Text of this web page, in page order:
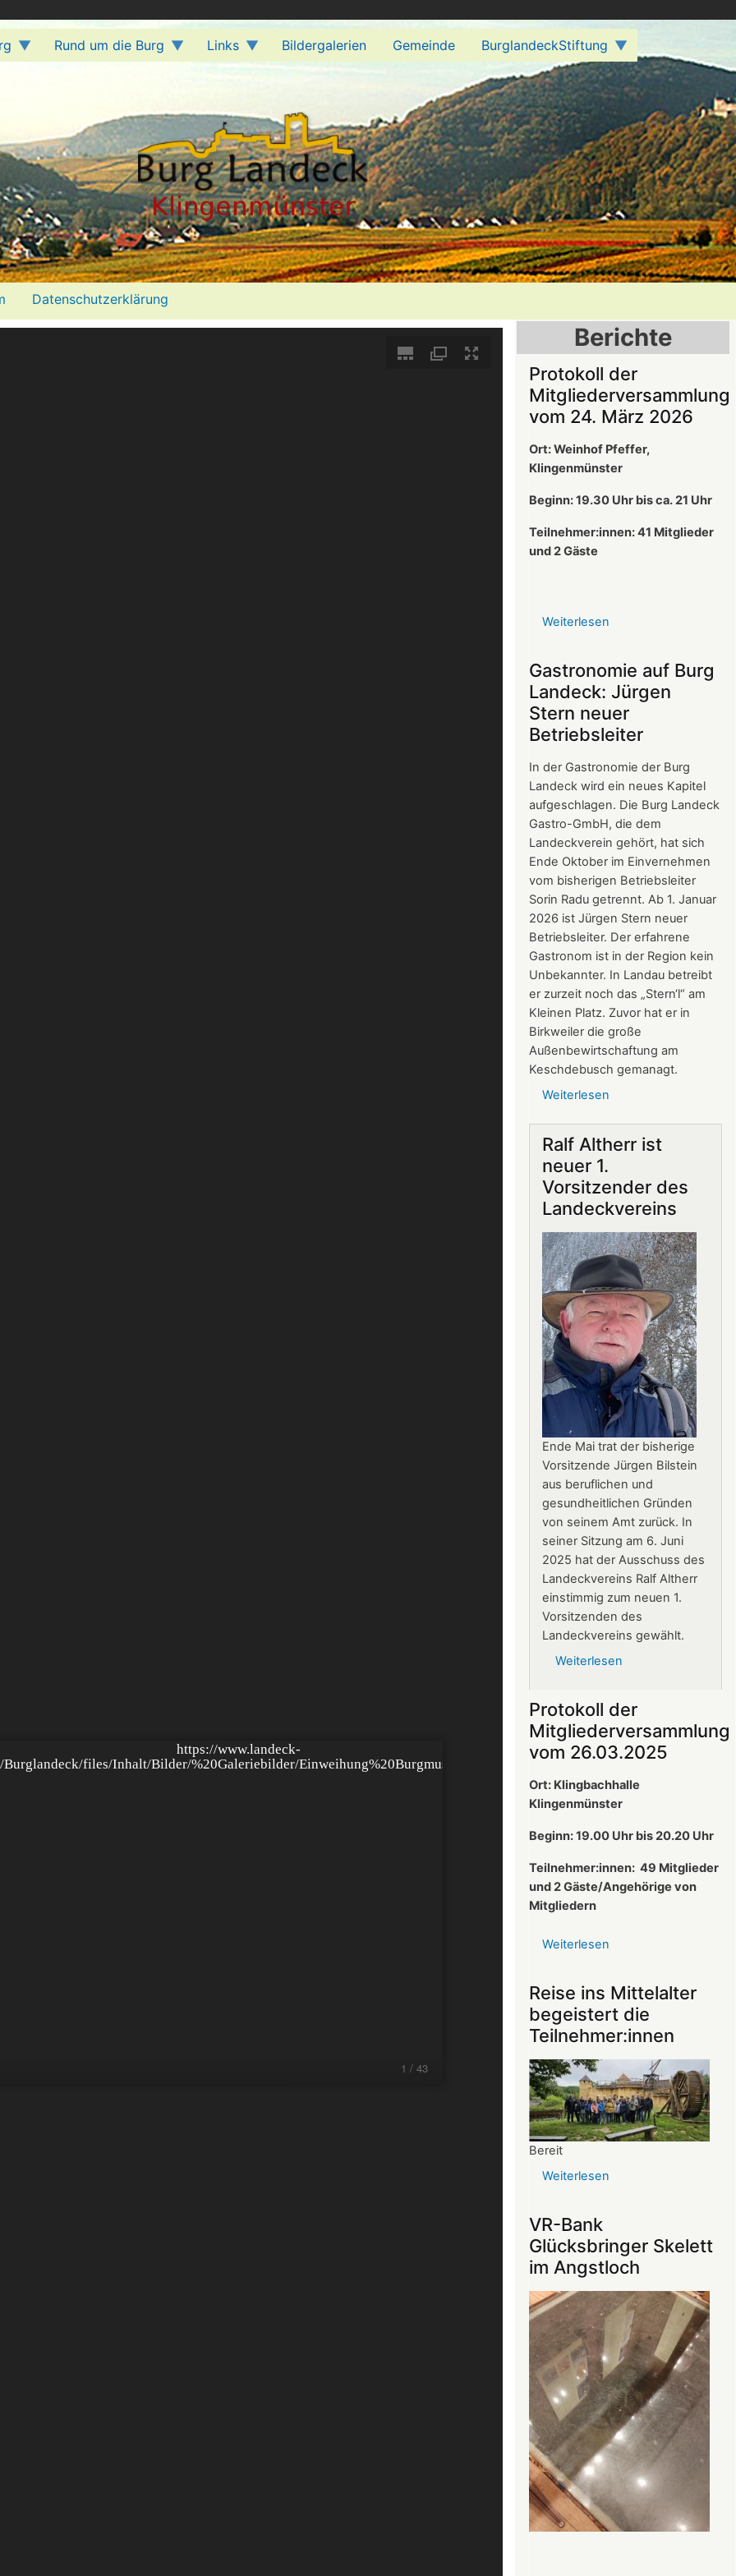
Rund um die Burg Links Bildergalerien Gemeinde
BurglandeckStiftung
Datenschutzerklärung
Berichte
Protokoll der
Mitgliederversammlung
vom 24. März 2026
Ort: Weinhof Pfeffer,
Klingenmünster
Beginn: 19.30 Uhr bis ca. 21 Uhr
Teilnehmer:innen: 41 Mitglieder
und 2 Gäste
Weiterlesen
der
vom
24.
März
Gastronomie auf Burg
Landeck: Jürgen
Stern neuer
Betriebsleiter
In der Gastronomie der Burg
Landeck wird ein neues Kapitel
aufgeschlagen. Die Burg Landeck
Gastro-GmbH, die dem
Landeckverein gehört, hat sich
Ende Oktober im Einvernehmen
vom bisherigen Betriebsleiter
Sorin Radu getrennt. Ab 1. Januar
2026 ist Jürgen Stern neuer
Betriebsleiter. Der erfahrene
Gastronom ist in der Region kein
Unbekannter. In Landau betreibt
er zurzeit noch das „Stern‘l“ am
Kleinen Platz. Zuvor hat er in
Birkweiler die große
Außenbewirtschaftung am
Keschdebusch gemanagt.
Weiterlesen
Burg
Jürgen
Stern
Betriebsleiter
Ralf Altherr ist
neuer 1.
Vorsitzender des
Landeckvereins
Ende Mai trat der bisherige
Vorsitzende Jürgen Bilstein
aus beruflichen und
gesundheitlichen Gründen
von seinem Amt zurück. In
seiner Sitzung am 6. Juni
2025 hat der Ausschuss des
Landeckvereins Ralf Altherr
einstimmig zum neuen 1.
Vorsitzenden des
Landeckvereins gewählt.
Weiterlesen
ist
neuer
1.
des
Protokoll der
Mitgliederversammlung
vom 26.03.2025
Ort: Klingbachhalle
Klingenmünster
Beginn: 19.00 Uhr bis 20.20 Uhr
Teilnehmer:innen: 49 Mitglieder
und 2 Gäste/Angehörige von
Mitgliedern
Weiterlesen
der
vom
26.03.2025
Reise ins Mittelalter
begeistert die
Teilnehmer:innen
Bereit
Weiterlesen
begeistert
die
Teilnehmer:innen
VR-Bank
Glücksbringer Skelett
im Angstloch